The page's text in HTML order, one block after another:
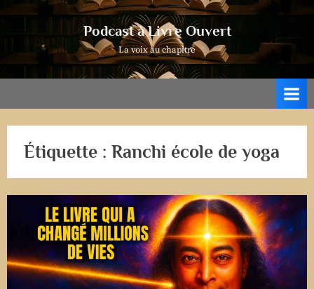
Podcast à Livre Ouvert
La voix au chapitre
Étiquette : Ranchi école de yoga